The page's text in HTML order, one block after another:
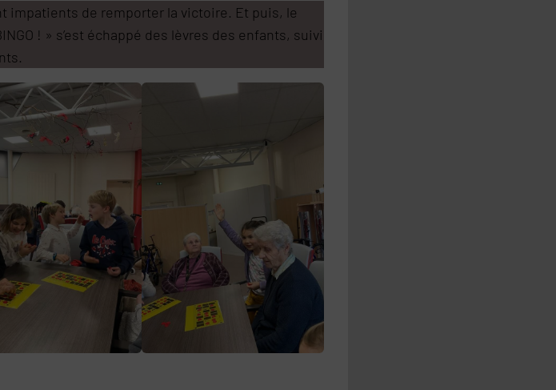
impatients de remporter la victoire. Et puis, le
! » s’est échappé des lèvres des enfants, suivi